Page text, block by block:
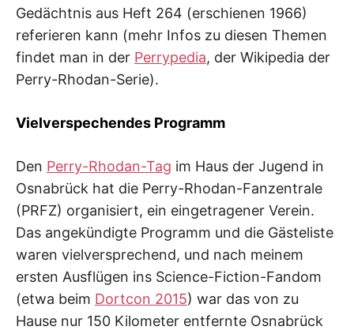
Gedächtnis aus Heft 264 (erschienen 1966)
referieren kann (mehr Infos zu diesen Themen
findet man in der Perrypedia, der Wikipedia der
Perry-Rhodan-Serie).
Vielverspechendes Programm
Den Perry-Rhodan-Tag im Haus der Jugend in
Osnabrück hat die Perry-Rhodan-Fanzentrale
(PRFZ) organisiert, ein eingetragener Verein.
Das angekündigte Programm und die Gästeliste
waren vielversprechend, und nach meinem
ersten Ausflügen ins Science-Fiction-Fandom
(etwa beim Dortcon 2015) war das von zu
Hause nur 150 Kilometer entfernte Osnabrück